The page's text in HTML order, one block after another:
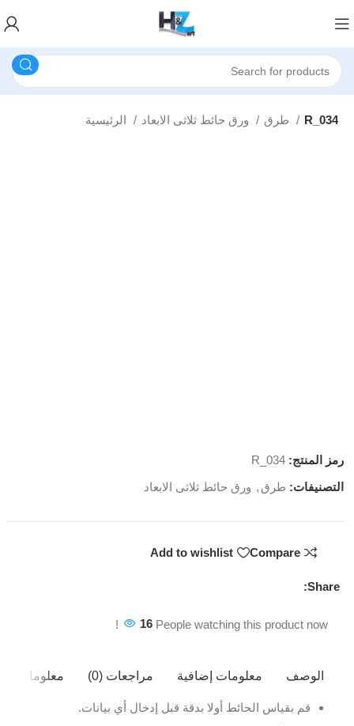
R_034
رمز المنتج:R_034
التصنيفات: طرق , ورق حائط ثلاثى الابعاد
Compare
Add to wishlist
Share:
16 People watching this product now!
الوصف معلومات إضافية مراجعات (0) معلومات
قم بقياس الحائط أولا بدقة قبل إدخال أي بيانات.